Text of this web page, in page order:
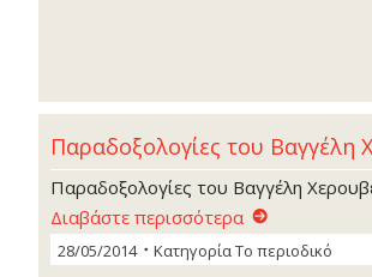
Παραδοξολογίες του Βαγγέλη
Παραδοξολογίες του Βαγγέλη
Διαβάστε περισσότερα
28/05/2014 ΚατηγορίαΤο περιοδικό